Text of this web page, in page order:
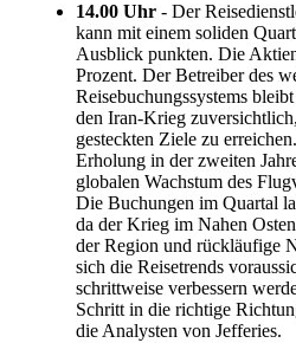
14.00 Uhr - Der
kann mit einem soliden
Ausblick punkten. Die
Prozent. Der Betreiber des
Reisebuchungssystems
den Iran-Krieg
gesteckten Ziele zu
Erholung in der zweiten
globalen Wachstum des
Die Buchungen im Quartal
da der Krieg im Nahen
der Region und rückläufige
sich die Reisetrends
schrittweise verbessern
Schritt in die richtige
die Analysten von Jefferies.